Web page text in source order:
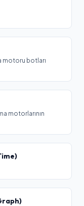
motoru botları
motorlarının